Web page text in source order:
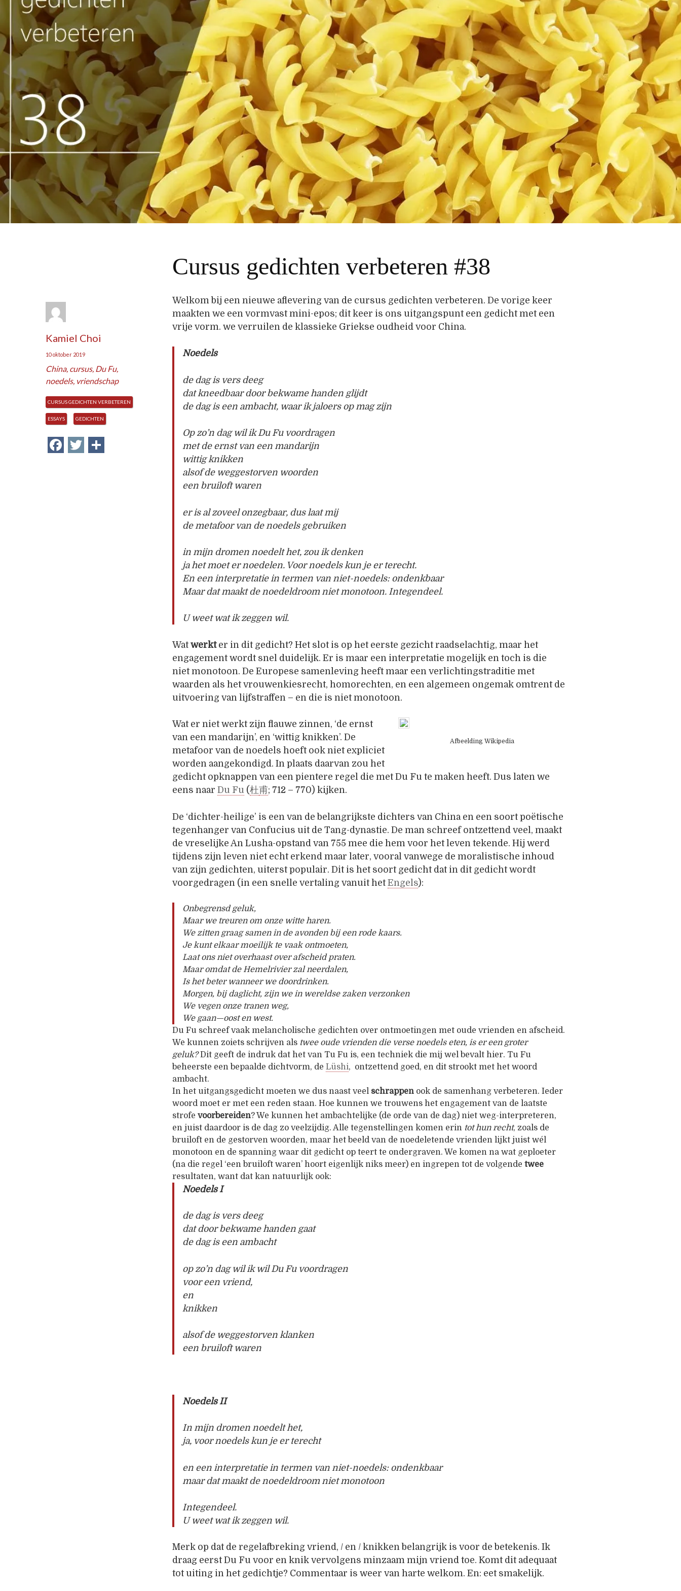
Cursus gedichten verbeteren #38
Kamiel Choi
10 oktober 2019
China, cursus, Du Fu,
noedels, vriendschap
CURSUS GEDICHTEN VERBETEREN
ESSAYS GEDICHTEN
Facebook
Twitter
Welkom bij een nieuwe aflevering van de cursus gedichten verbeteren. De vorige keer
maakten we een vormvast mini-epos; dit keer is ons uitgangspunt een gedicht met een
vrije vorm. we verruilen de klassieke Griekse oudheid voor China.
Noedels
de dag is vers deeg
dat kneedbaar door bekwame handen glijdt
de dag is een ambacht, waar ik jaloers op mag zijn
Op zo’n dag wil ik Du Fu voordragen
met de ernst van een mandarijn
wittig knikken
alsof de weggestorven woorden
een bruiloft waren
er is al zoveel onzegbaar, dus laat mij
de metafoor van de noedels gebruiken
in mijn dromen noedelt het, zou ik denken
ja het moet er noedelen. Voor noedels kun je er terecht.
En een interpretatie in termen van niet-noedels: ondenkbaar
Maar dat maakt de noedeldroom niet monotoon. Integendeel.
U weet wat ik zeggen wil.
Watwerkt er in dit gedicht? Het slot is op het eerste gezicht raadselachtig, maar het
engagement wordt snel duidelijk. Er is maar een interpretatie mogelijk en toch is die
niet monotoon. De Europese samenleving heeft maar een verlichtingstraditie met
waarden als het vrouwenkiesrecht, homorechten, en een algemeen ongemak omtrent de
uitvoering van lijfstraffen – en die is niet monotoon.
Afbeelding Wikipedia
Wat er niet werkt zijn flauwe zinnen, ‘de ernst
van een mandarijn’, en ‘wittig knikken’. De
metafoor van de noedels hoeft ook niet expliciet
worden aangekondigd. In plaats daarvan zou het
gedicht opknappen van een pientere regel die met Du Fu te maken heeft. Dus laten we
eens naarDu Fu (杜甫; 712 – 770) kijken.
De ‘dichter-heilige’ is een van de belangrijkste dichters van China en een soort poëtische
tegenhanger van Confucius uit de Tang-dynastie. De man schreef ontzettend veel, maakt
de vreselijke An Lusha-opstand van 755 mee die hem voor het leven tekende. Hij werd
tijdens zijn leven niet echt erkend maar later, vooral vanwege de moralistische inhoud
van zijn gedichten, uiterst populair. Dit is het soort gedicht dat in dit gedicht wordt
voorgedragen (in een snelle vertaling vanuit hetEngels):
Onbegrensd geluk,
Maar we treuren om onze witte haren.
We zitten graag samen in de avonden bij een rode kaars.
Je kunt elkaar moeilijk te vaak ontmoeten,
Laat ons niet overhaast over afscheid praten.
Maar omdat de Hemelrivier zal neerdalen,
Is het beter wanneer we doordrinken.
Morgen, bij daglicht, zijn we in wereldse zaken verzonken
We vegen onze tranen weg,
We gaan—oost en west.
Du Fu schreef vaak melancholische gedichten over ontmoetingen met oude vrienden en afscheid.
We kunnen zoiets schrijven als twee oude vrienden die verse noedels eten, is er een groter
geluk?Dit geeft de indruk dat het van Tu Fu is, een techniek die mij wel bevalt hier. Tu Fu
beheerste een bepaalde dichtvorm, deLüshi, ontzettend goed, en dit strookt met het woord
ambacht.
In het uitgangsgedicht moeten we dus naast veel schrappen ook de samenhang verbeteren. Ieder
woord moet er met een reden staan. Hoe kunnen we trouwens het engagement van de laatste
strofevoorbereiden? We kunnen het ambachtelijke (de orde van de dag) niet weg-interpreteren,
en juist daardoor is de dag zo veelzijdig. Alle tegenstellingen komen erin tot hun recht, zoals de
bruiloft en de gestorven woorden, maar het beeld van de noedeletende vrienden lijkt juist wél
monotoon en de spanning waar dit gedicht op teert te ondergraven. We komen na wat geploeter
(na die regel ‘een bruiloft waren’ hoort eigenlijk niks meer) en ingrepen tot de volgendetwee
resultaten, want dat kan natuurlijk ook:
Noedels I
de dag is vers deeg
dat door bekwame handen gaat
de dag is een ambacht
op zo’n dag wil ik wil Du Fu voordragen
voor een vriend,
en
knikken
alsof de weggestorven klanken
een bruiloft waren
Noedels II
In mijn dromen noedelt het,
ja, voor noedels kun je er terecht
en een interpretatie in termen van niet-noedels: ondenkbaar
maar dat maakt de noedeldroom niet monotoon
Integendeel.
U weet wat ik zeggen wil.
Merk op dat de regelafbreking vriend, / en / knikken belangrijk is voor de betekenis. Ik
draag eerst Du Fu voor en knik vervolgens minzaam mijn vriend toe. Komt dit adequaat
tot uiting in het gedichtje? Commentaar is weer van harte welkom. En: eet smakelijk.